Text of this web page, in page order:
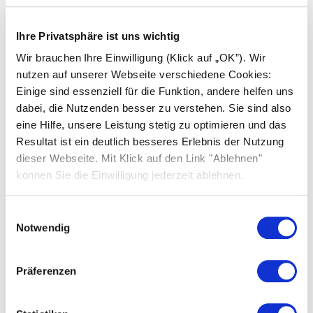
Ihre Privatsphäre ist uns wichtig
Wir brauchen Ihre Einwilligung (Klick auf „OK”). Wir
nutzen auf unserer Webseite verschiedene Cookies:
Einige sind essenziell für die Funktion, andere helfen uns
dabei, die Nutzenden besser zu verstehen. Sie sind also
eine Hilfe, unsere Leistung stetig zu optimieren und das
Resultat ist ein deutlich besseres Erlebnis der Nutzung
dieser Webseite. Mit Klick auf den Link "Ablehnen"
können Sie die Einwilligung jederzeit ablehnen.
Notwendig
Präferenzen
Drosselung auf 60% 'Solarspitzen-
Gesetz'
Im Sinne des §9 Absatz 2 EEG müssen PV-Anlagen <
100 kWp (mit Ausnahme von Steckersolaranlagen
bis 2 kWp), die ab dem 25.02.2025 in Betrieb
genommen werden und nichtmit einem Smart
Meter und einer Steuerbox ausgerüstet sind, die
Folgen Sie für die Details zur Einrichtung dieser
Video zur Umsetzung der Abregelung über die
Einstellungen im SmartSetup des SOLARWATT